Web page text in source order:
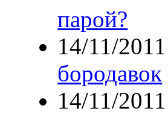
парой?
14/11/
бородавок
14/11/